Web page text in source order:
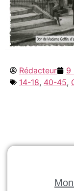
Rédacteur
9
14-18, 40-45,